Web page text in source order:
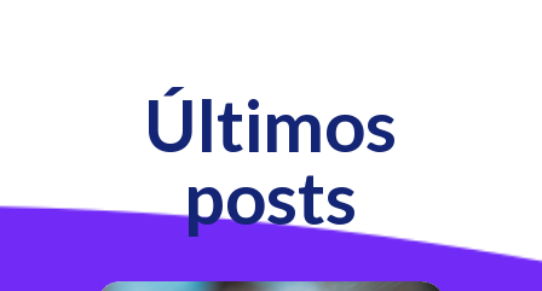
Últimos
posts